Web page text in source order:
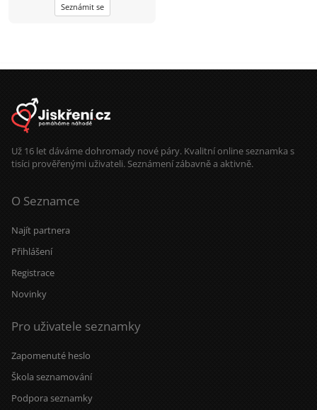
Seznámit se
Už 16 let dáváme dohromady nové páry. Kvalitní online seznamka s
tisíci prověřenými uživateli. Seznámení zábavně a aktivně.
O Seznamce
Najít partnera
Přihlášení
Registrace
Novinky
Pro uživatele seznamky
Zapomenuté heslo
Škola seznamování
Podpora seznamky